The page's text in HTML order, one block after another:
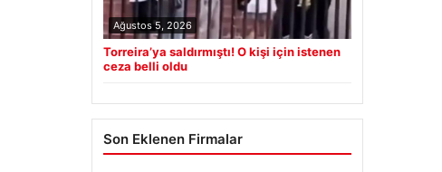
Ağustos 5, 2026
Torreira’ya saldırmıştı! O kişi için istenen
ceza belli oldu
Son Eklenen Firmalar